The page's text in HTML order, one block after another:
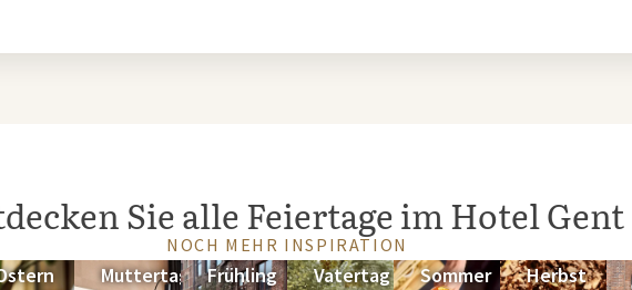
Sie alle Feiertage im Hotel Gent
NOCH MEHR INSPIRATION
Muttertag
Frühling
Vatertag
Sommer
Herbst